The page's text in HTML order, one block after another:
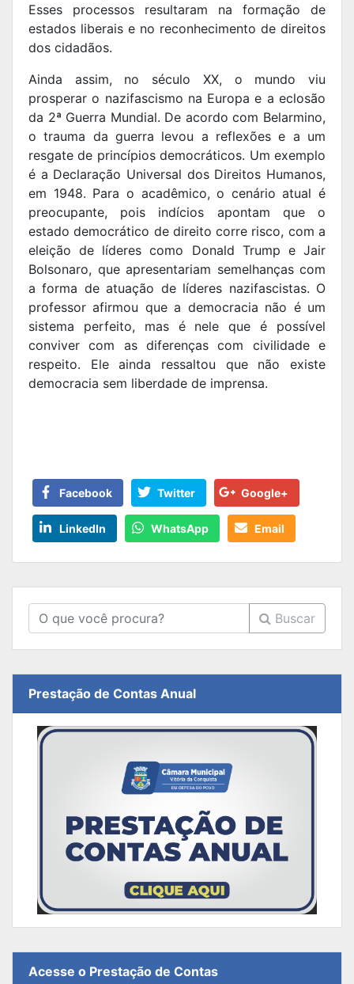
Esses processos resultaram na formação de
estados liberais e no reconhecimento de direitos
dos cidadãos.
Ainda assim, no século XX, o mundo viu
prosperar o nazifascismo na Europa e a eclosão
da 2ª Guerra Mundial. De acordo com Belarmino,
o trauma da guerra levou a reflexões e a um
resgate de princípios democráticos. Um exemplo
é a Declaração Universal dos Direitos Humanos,
em 1948. Para o acadêmico, o cenário atual é
preocupante, pois indícios apontam que o
estado democrático de direito corre risco, com a
eleição de líderes como Donald Trump e Jair
Bolsonaro, que apresentariam semelhanças com
a forma de atuação de líderes nazifascistas. O
professor afirmou que a democracia não é um
sistema perfeito, mas é nele que é possível
conviver com as diferenças com civilidade e
respeito. Ele ainda ressaltou que não existe
democracia sem liberdade de imprensa.
Facebook Twitter Google+
LinkedIn WhatsApp Email
Buscar
Prestação de Contas Anual
Acesse o Prestação de Contas